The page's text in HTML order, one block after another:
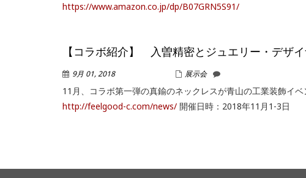
https://www.amazon.co.jp/dp/B07GRN5S91/
【コラボ紹介】 入曽精密とジュエリー・デザイ
9月 01, 2018
展示会
11月、コラボ第一弾の真鍮のネックレスが青山の工業装飾イ
http://feelgood-c.com/news/ 開催日時：2018年11月1-3日